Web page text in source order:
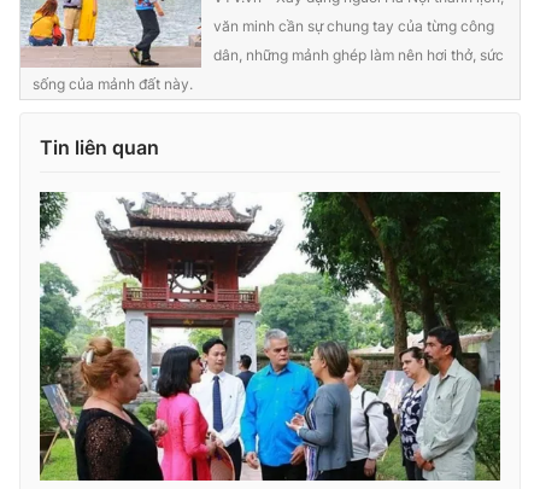
THỜI BÁO VTV
Cơ quan chủ quản:
Đài Truyền hình Việt Nam
Cơ quan báo chí:Thời báo VTV
Giấy phép hoạt động báo in và báo điện tử số 483/GP-BTTTT
cấp ngày 29/12/2023
Tổng Biên tập:Vũ Thanh Thủy
Phó Tổng Biên tập: Nguyễn Thị Mỹ Hạnh, Phạm Quốc Thắng,
Nguyễn Trọng Ninh
Tổng đài VTV: 024.38 355 931 - 024.38 355 932
văn minh cần sự chung tay của từng công
dân, những mảnh ghép làm nên hơi thở, sức
sống của mảnh đất này.
Tin liên quan